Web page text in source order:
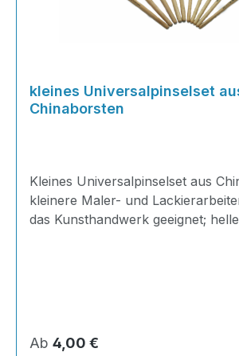
kleines Universalpinselset
Chinaborsten
Kleines Universalpinselset aus
kleinere Maler- und
das Kunsthandwerk geeignet;
sowohl kleinere Maler- und
auch für Bastel- und Kunstprojekte
Regulärer Preis:
Ab 4,00 €